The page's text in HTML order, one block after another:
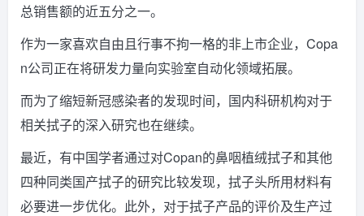
总销售额的近五分之一。
作为一家喜欢自由且行事不拘一格的非上市企业，Copa
n公司正在将研发力量向实验室自动化领域拓展。
而为了缩短新冠感染者的发现时间，国内科研机构对于
相关拭子的深入研究也在继续。
最近，有中国学者通过对Copan的鼻咽植绒拭子和其他
四种同类国产拭子的研究比较发现，拭子头所用材料有
必要进一步优化。此外，对于拭子产品的评价及生产过